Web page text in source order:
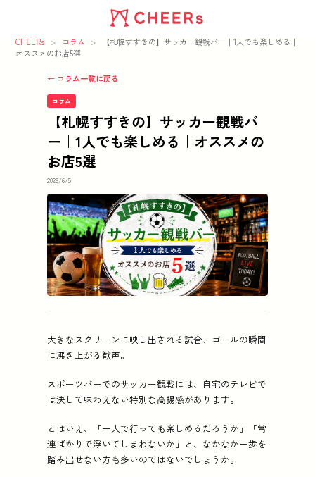
CHEERs > コラム >
【札幌すすきの】サッカー観戦バー｜1人でも楽しめる｜
オススメのお店5選
← コラム一覧に戻る
コラム
【札幌すすきの】サッカー観戦バ
ー｜1人でも楽しめる｜オススメの
お店5選
2026/6/5
大きなスクリーンに映し出される試合、ゴールの瞬間
に沸き上がる歓声。
スポーツバーでのサッカー観戦には、自宅のテレビで
は決して味わえない特別な高揚感があります。
とはいえ、「一人で行っても楽しめるだろうか」「常
連ばかりで浮いてしまわないか」と、なかなか一歩を
踏み出せない方も多いのではないでしょうか。